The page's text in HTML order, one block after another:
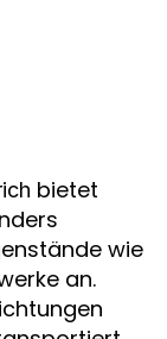
bietet
wie
an.